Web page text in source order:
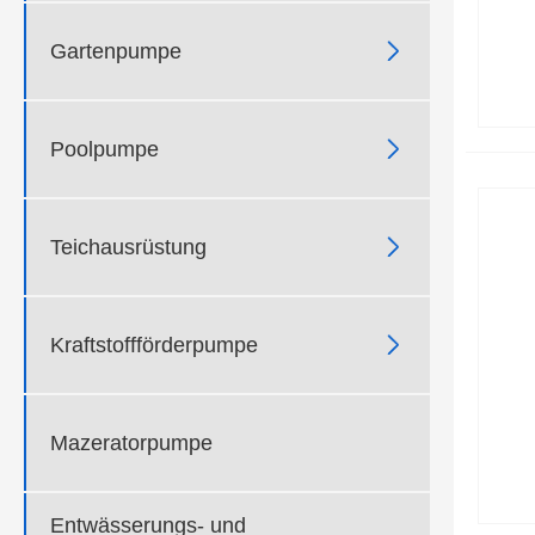
Gartenpumpe 
Poolpumpe 
Teichausrüstung 
Kraftstoffförderpumpe 
Mazeratorpumpe
Entwässerungs- und